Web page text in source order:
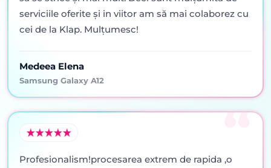
serviciile oferite şi in viitor am să mai colaborez cu
cei de la Klap. Mulţumesc!
Medeea Elena
Samsung Galaxy A12
Profesionalism!procesarea extrem de rapida ,o